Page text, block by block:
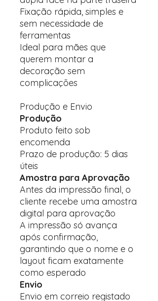
Fixação rápida, simples e
sem necessidade de
ferramentas
Ideal para mães que
querem montar a
decoração sem
complicações
Produção e Envio
Produção
Produto feito sob
encomenda
Prazo de produção: 5 dias
úteis
Amostra para Aprovação
Antes da impressão final, o
cliente recebe uma amostra
digital para aprovação
A impressão só avança
após confirmação,
garantindo que o nome e o
layout ficam exatamente
como esperado
Envio
Envio em correio registado